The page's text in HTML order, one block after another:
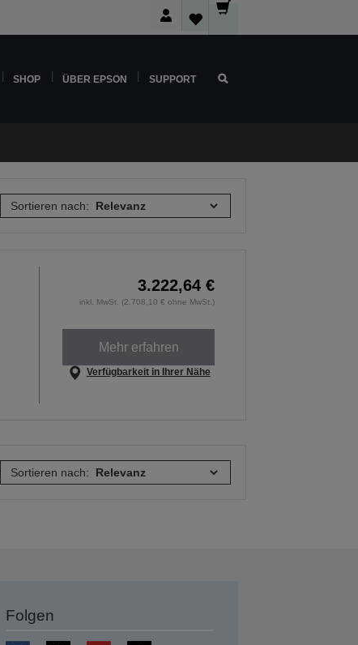
SHOP ÜBER EPSON SUPPORT
Sortieren nach:
3.222,64 €
inkl. MwSt. (2.708,10 € ohne MwSt.)
Mehr erfahren
Verfügbarkeit in Ihrer Nähe
Sortieren nach:
Folgen